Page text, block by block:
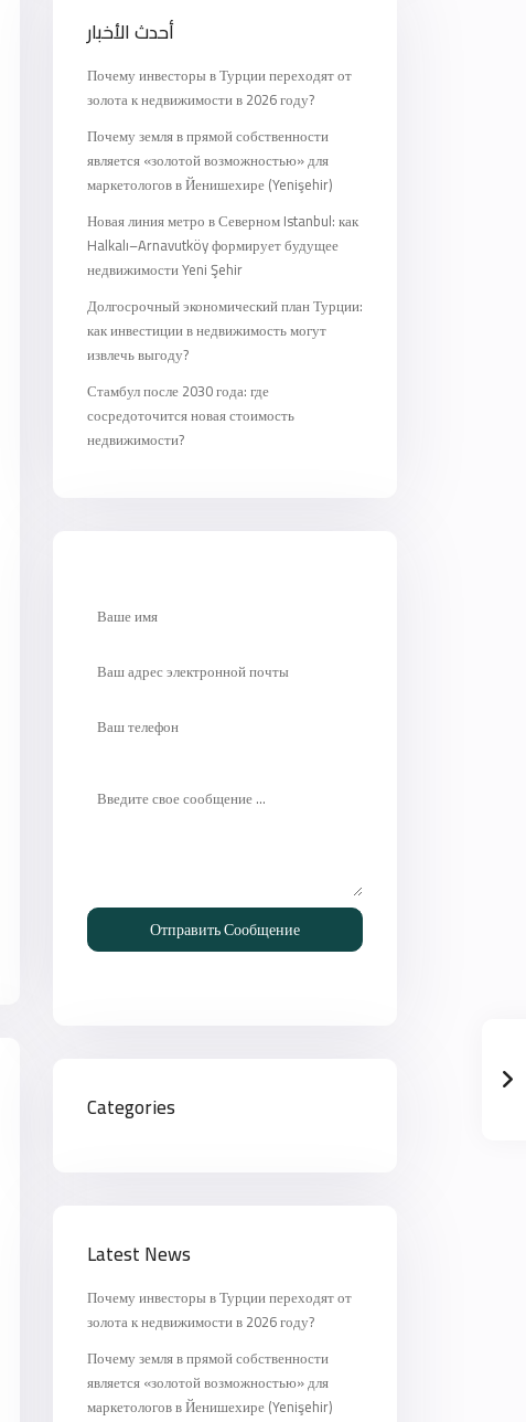
أحدث الأخبار
Почему инвесторы в Турции переходят от
золота к недвижимости в 2026 году?
Почему земля в прямой собственности
является «золотой возможностью» для
маркетологов в Йенишехире (Yenişehir)
Новая линия метро в Северном Istanbul: как
Halkalı–Arnavutköy формирует будущее
недвижимости Yeni Şehir
Долгосрочный экономический план Турции:
как инвестиции в недвижимость могут
извлечь выгоду?
Стамбул после 2030 года: где
сосредоточится новая стоимость
недвижимости?
Отправить Сообщение
Categories
Latest News
Почему инвесторы в Турции переходят от
золота к недвижимости в 2026 году?
Почему земля в прямой собственности
является «золотой возможностью» для
маркетологов в Йенишехире (Yenişehir)